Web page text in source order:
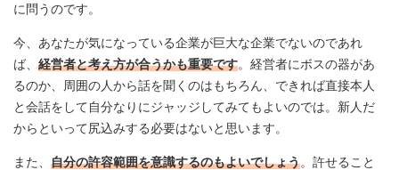
に問うのです。
今、あなたが気になっている企業が巨大な企業でないのであれ
ば、 経営者と考え方が合うかも重要です。経営者にボスの器があ
るのか、周囲の人から話を聞くのはもちろん、できれば直接本人
と会話をして自分なりにジャッジしてみてもよいのでは。新人だ
からといって尻込みする必要はないと思います。
また、 自分の許容範囲を意識するのもよいでしょう。許せること